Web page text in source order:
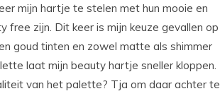
mijn hartje te stelen met hun mooie en
free zijn. Dit keer is mijn keuze gevallen op
goud tinten en zowel matte als shimmer
laat mijn beauty hartje sneller kloppen.
van het palette? Tja om daar achter te